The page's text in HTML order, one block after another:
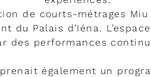
de courts-métrages
du Palais d’Iéna.
des performances
également un